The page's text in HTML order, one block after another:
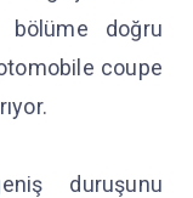
bölüme doğru
coupe
duruşunu